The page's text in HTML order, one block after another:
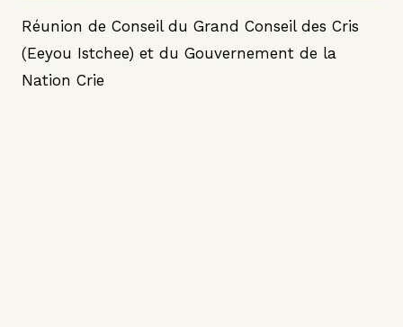
Réunion de Conseil du Grand Conseil des Cris
(Eeyou Istchee) et du Gouvernement de la
Nation Crie